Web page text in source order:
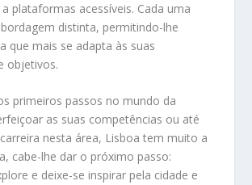
plataformas acessíveis. Cada uma
distinta, permitindo-lhe
que mais se adapta às suas
objetivos.
primeiros passos no mundo da
as suas competências ou até
nesta área, Lisboa tem muito a
cabe-lhe dar o próximo passo:
e deixe-se inspirar pela cidade e